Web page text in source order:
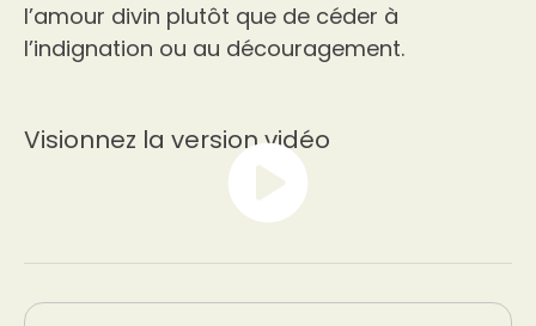
l’amour divin plutôt que de céder à
l’indignation ou au découragement.
Visionnez la version vidéo